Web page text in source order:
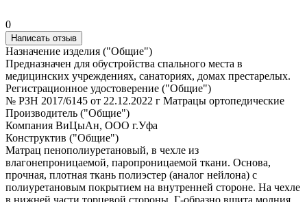
0
Написать отзыв
Назначение изделия ("Общие")
Предназначен для обустройства спального места в
медицинских учреждениях, санаториях, домах престарелых.
Регистрационное удостоверение ("Общие")
№ РЗН 2017/6145 от 22.12.2022 г Матрацы ортопедические
Производитель ("Общие")
Компания ВиЦыАн, ООО г.Уфа
Конструктив ("Общие")
Матрац пенополиуретановый, в чехле из
влагонепроницаемой, паропроницаемой ткани. Основа,
прочная, плотная ткань полиэстер (аналог нейлона) с
полиуретановым покрытием на внутренней стороне. На чехле